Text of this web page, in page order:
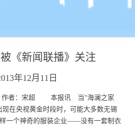
《新闻联播》关注
年12月11日
者：宋超 本报讯 当“海澜之家
在央视黄金时段时，可能大多数无锡
一个神奇的服装企业——没有一套制衣